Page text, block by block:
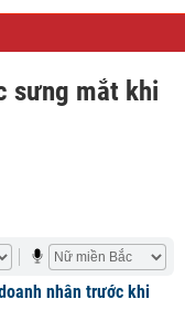
sưng mắt khi
nhân trước khi